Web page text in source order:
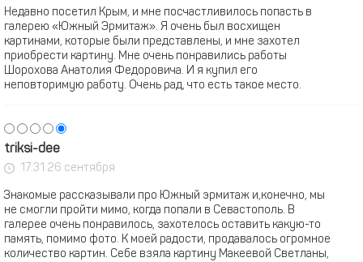
Недавно посетил Крым, и мне посчастливилось попасть в
галерею «Южный Эрмитаж». Я очень был восхищен
картинами, которые были представлены, и мне захотел
приобрести картину. Мне очень понравились работы
Шорохова Анатолия Федоровича. И я купил его
неповторимую работу. Очень рад, что есть такое место.
triksi-dee
17:31 26 сентября
Знакомые рассказывали про Южный эрмитаж и,конечно, мы
не смогли пройти мимо, когда попали в Севастополь. В
галерее очень понравилось, захотелось оставить какую-то
память, помимо фото. К моей радости, продавалось огромное
количество картин. Себе взяла картину Макеевой Светланы,